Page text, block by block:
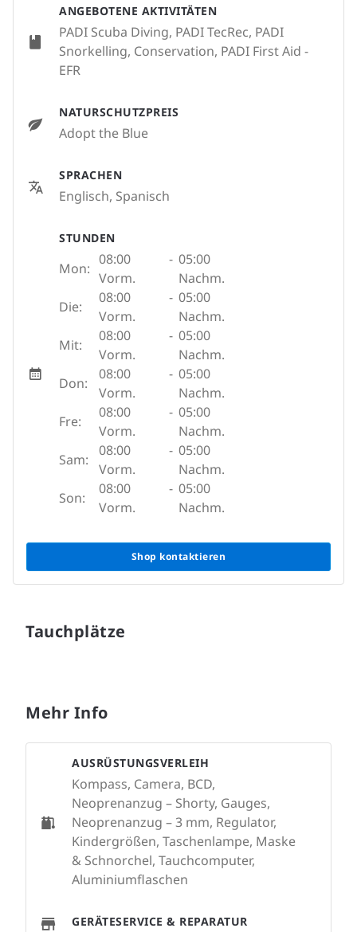
ANGEBOTENE AKTIVITÄTEN
PADI Scuba Diving, PADI TecRec, PADI
Snorkelling, Conservation, PADI First Aid -
EFR
NATURSCHUTZPREIS
Adopt the Blue
SPRACHEN
Englisch, Spanisch
STUNDEN
Mon:
08:00
Vorm.
- 05:00
Nachm.
Die:
08:00
Vorm.
- 05:00
Nachm.
Mit:
08:00
Vorm.
- 05:00
Nachm.
Don:
08:00
Vorm.
- 05:00
Nachm.
Fre:
08:00
Vorm.
- 05:00
Nachm.
Sam:
08:00
Vorm.
- 05:00
Nachm.
Son:
08:00
Vorm.
- 05:00
Nachm.
Shop kontaktieren
Tauchplätze
Mehr Info
AUSRÜSTUNGSVERLEIH
Kompass, Camera, BCD,
Neoprenanzug – Shorty, Gauges,
Neoprenanzug – 3 mm, Regulator,
Kindergrößen, Taschenlampe, Maske
& Schnorchel, Tauchcomputer,
Aluminiumflaschen
GERÄTESERVICE & REPARATUR